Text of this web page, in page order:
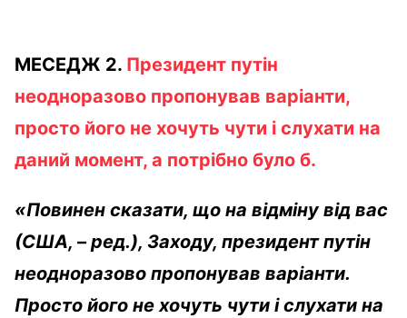
МЕСЕДЖ 2. Президент путін
неодноразово пропонував варіанти,
просто його не хочуть чути і слухати на
даний момент, а потрібно було б.
«Повинен сказати, що на відміну від вас
(США, – ред.), Заходу, президент путін
неодноразово пропонував варіанти.
Просто його не хочуть чути і слухати на